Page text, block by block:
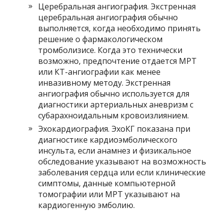
Церебральная ангиография. Экстренная
церебральная ангиография обычно
выполняется, когда необходимо принять
решение о фармакологическом
тромболизисе. Когда это технически
возможно, предпочтение отдается МРТ
или КТ-ангиографии как менее
инвазивному методу. Экстренная
ангиография обычно используется для
диагностики артериальных аневризм с
субарахноидальным кровоизлиянием.
Эхокардиография. ЭхоКГ показана при
диагностике кардиоэмболического
инсульта, если анамнез и физикальное
обследование указывают на возможность
заболевания сердца или если клинические
симптомы, данные компьютерной
томографии или МРТ указывают на
кардиогенную эмболию.